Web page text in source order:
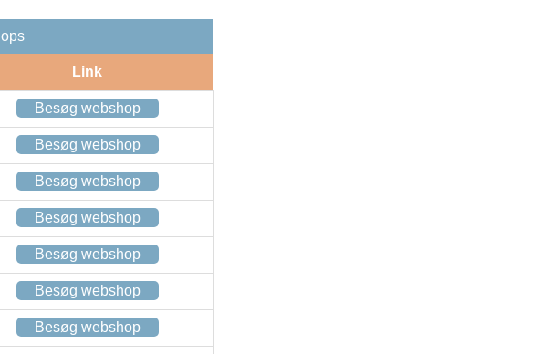
Link
Besøg webshop
Besøg webshop
Besøg webshop
Besøg webshop
Besøg webshop
Besøg webshop
Besøg webshop